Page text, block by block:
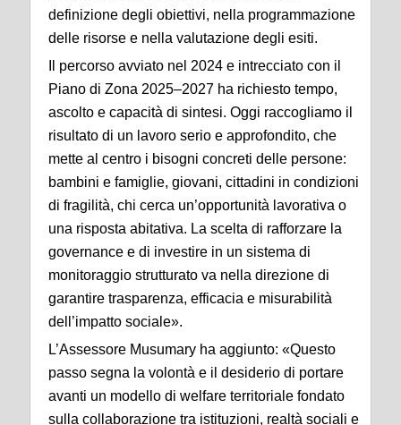
definizione degli obiettivi, nella programmazione
delle risorse e nella valutazione degli esiti.
Il percorso avviato nel 2024 e intrecciato con il
Piano di Zona 2025–2027 ha richiesto tempo,
ascolto e capacità di sintesi. Oggi raccogliamo il
risultato di un lavoro serio e approfondito, che
mette al centro i bisogni concreti delle persone:
bambini e famiglie, giovani, cittadini in condizioni
di fragilità, chi cerca un’opportunità lavorativa o
una risposta abitativa. La scelta di rafforzare la
governance e di investire in un sistema di
monitoraggio strutturato va nella direzione di
garantire trasparenza, efficacia e misurabilità
dell’impatto sociale».
L’Assessore Musumary ha aggiunto: «Questo
passo segna la volontà e il desiderio di portare
avanti un modello di welfare territoriale fondato
sulla collaborazione tra istituzioni, realtà sociali e